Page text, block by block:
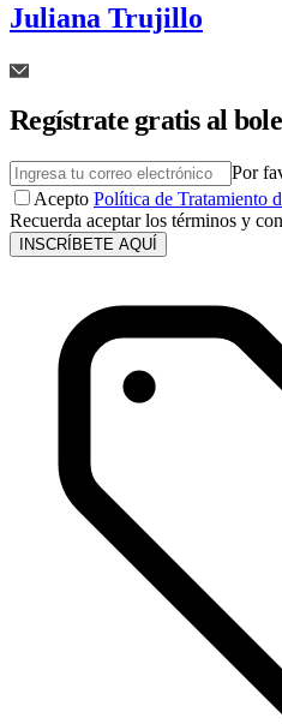
Juliana Trujillo
Regístrate gratis al
Por
Acepto Política de Tratamiento
Recuerda aceptar los términos y
INSCRÍBETE AQUÍ